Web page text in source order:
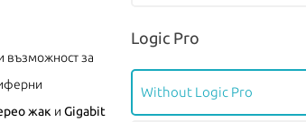
възможност за
жак и Gigabit
Logic Pro
Without Logic Pro